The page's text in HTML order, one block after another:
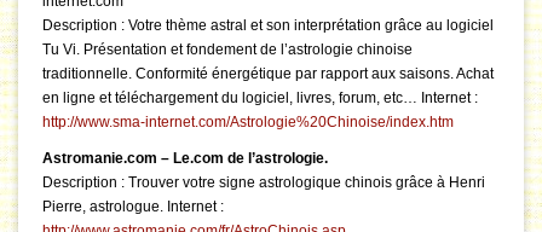
Description : Votre thème astral et son interprétation grâce au logiciel
Tu Vi. Présentation et fondement de l’astrologie chinoise
traditionnelle. Conformité énergétique par rapport aux saisons. Achat
en ligne et téléchargement du logiciel, livres, forum, etc… Internet :
http://www.sma-internet.com/Astrologie%20Chinoise/index.htm
Astromanie.com – Le.com de l’astrologie.
Description : Trouver votre signe astrologique chinois grâce à Henri
Pierre, astrologue. Internet :